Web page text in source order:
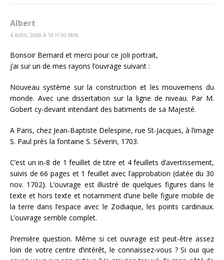
Albert
4 AVRIL 2008 Á 18 H 50 MIN
Bonsoir Bernard et merci pour ce joli portrait,
j’ai sur un de mes rayons l’ouvrage suivant :
Nouveau système sur la construction et les mouvemens du
monde. Avec une dissertation sur la ligne de niveau. Par M.
Gobert cy-devant intendant des batiments de sa Majesté.
A Paris, chez Jean-Baptiste Delespine, rue St-Jacques, à l’image
S. Paul près la fontaine S. Séverin, 1703.
C’est un in-8 de 1 feuillet de titre et 4 feuillets d’avertissement,
suivis de 66 pages et 1 feuillet avec l’approbation (datée du 30
nov. 1702). L’ouvrage est illustré de quelques figures dans le
texte et hors texte et notamment d’une belle figure mobile de
la terre dans l’espace avec le Zodiaque, les points cardinaux.
L’ouvrage semble complet.
Première question. Même si cet ouvrage est peut-être assez
loin de votre centre d’intérêt, le connaissez-vous ? Si oui que